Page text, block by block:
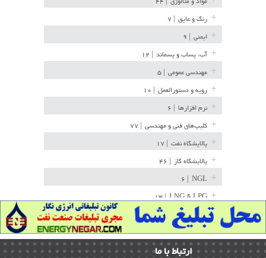
رنگ و عایق
ایمنی
آب، پساب و پسماند
مهندسی عمومی
رویه و دستورالعمل
نرم افزارها
کلیپ‌های فنی و مهندسی
پالایشگاه نفت
پالایشگاه گاز
NGL
LNG & LPG | ۱۳
خط لوله | ۳۶
مخازن ذخیره | ۱۵
پتروشیمی | ۱۴
ارﺗﺒﺎط ﺑﺎ ما